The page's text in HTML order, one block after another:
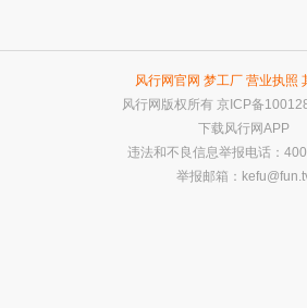
风行网官网 梦工厂 营业执照
风行网版权所有 京ICP备
下载风行网APP
违法和不良信息举报电话：
举报邮箱：